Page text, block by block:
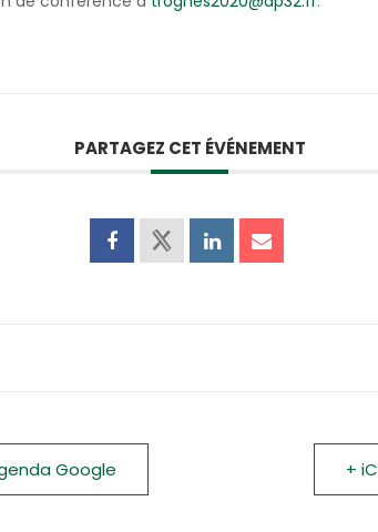
PARTAGEZ CET ÉVÉNEMENT
Google +